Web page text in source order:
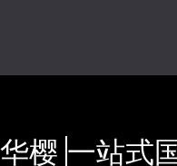
华樱 一站式